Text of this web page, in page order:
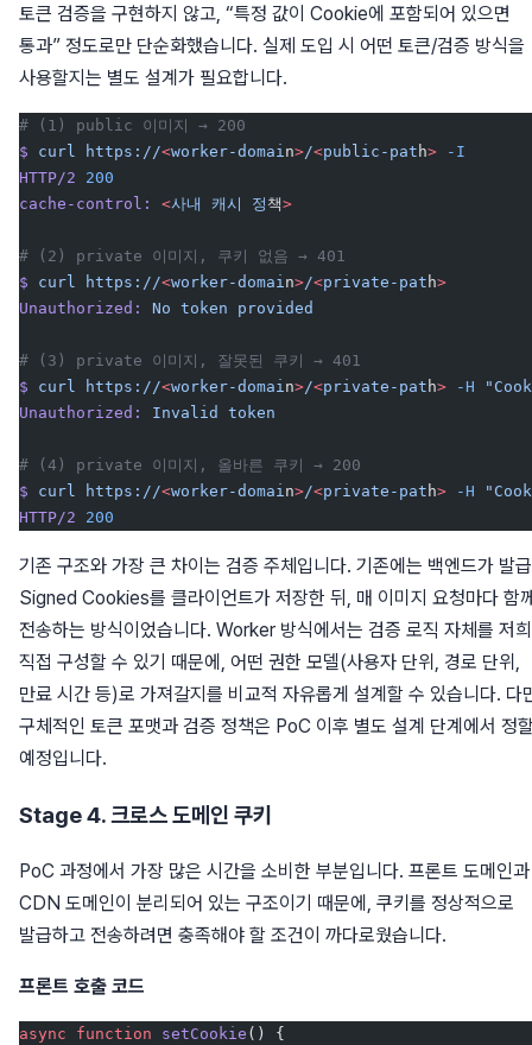
토큰 검증을 구현하지 않고, “특정 값이 Cookie에 포함되어 있으면
통과” 정도로만 단순화했습니다. 실제 도입 시 어떤 토큰/검증 방식을
사용할지는 별도 설계가 필요합니다.
# (1) public 이미지 → 200
$ curl https://<worker-domai n>/<public-pat h> -I
HTTP/2 200
cache-control:
<사내 캐시 정 책>
# (2) private 이미지, 쿠키 없음 → 401
$ curl https://<worker-domai n>/<private-pat h>
Unauthorized:
No token provided
# (3) private 이미지, 잘못된 쿠키 → 401
$ curl https://<worker-domai n>/<private-pat h> -H
Unauthorized:
Invalid token
# (4) private 이미지, 올바른 쿠키 → 200
$ curl https://<worker-domai n>/<private-pat h> -H
HTTP/2 200
기존 구조와 가장 큰 차이는 검증 주체입니다. 기존에는 백엔드가 발
Signed Cookies를 클라이언트가 저장한 뒤, 매 이미지 요청마다 함
전송하는 방식이었습니다. Worker 방식에서는 검증 로직 자체를 저
직접 구성할 수 있기 때문에, 어떤 권한 모델(사용자 단위, 경로 단위,
만료 시간 등)로 가져갈지를 비교적 자유롭게 설계할 수 있습니다. 다
구체적인 토큰 포맷과 검증 정책은 PoC 이후 별도 설계 단계에서 정
예정입니다.
Stage 4. 크로스 도메인 쿠키
PoC 과정에서 가장 많은 시간을 소비한 부분입니다. 프론트 도메인과
CDN 도메인이 분리되어 있는 구조이기 때문에, 쿠키를 정상적으로
발급하고 전송하려면 충족해야 할 조건이 까다로웠습니다.
프론트 호출 코드
async function setCookie () {